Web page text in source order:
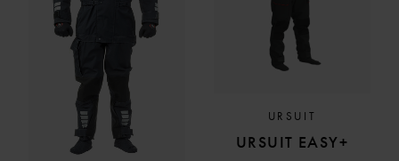
URSUIT
URSUIT EASY+